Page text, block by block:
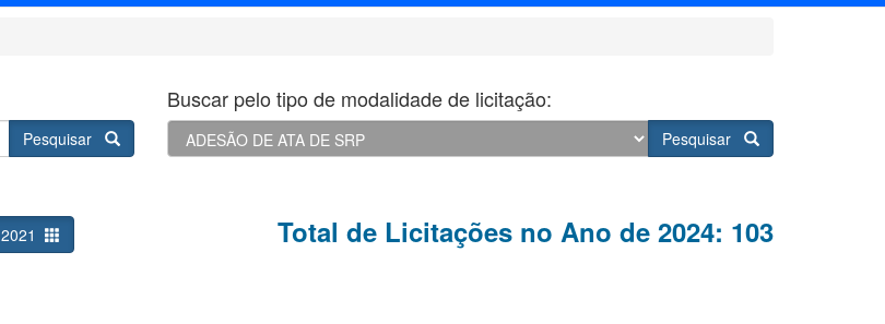
Pesquisar
Buscar pelo tipo de modalidade de licitação:
Pesquisar
2021
Total de Licitações no Ano de 2024: 103